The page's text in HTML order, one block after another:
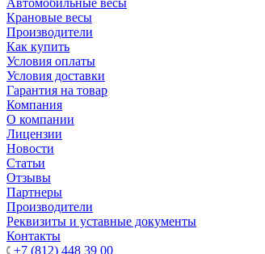
Автомобильные весы
Крановые весы
Производители
Как купить
Условия оплаты
Условия доставки
Гарантия на товар
Компания
О компании
Лицензии
Новости
Статьи
Отзывы
Партнеры
Производители
Реквизиты и уставные документы
Контакты
+7 (812) 448 39 00